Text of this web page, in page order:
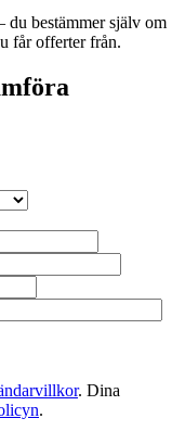
du bestämmer själv om
får offerter från.
. Dina
.